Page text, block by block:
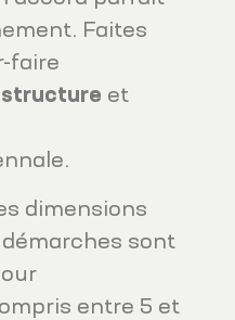
Faites
faire
structure et
dimensions
sont
entre 5 et